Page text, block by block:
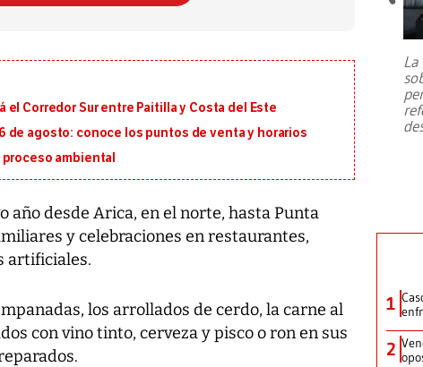
Corredor Sur entre Paitilla y Costa del Este
de agosto: conoce los puntos de venta y horarios
ambiental
año desde Arica, en el norte, hasta Punta
y celebraciones en restaurantes,
artificiales.
los arrollados de cerdo, la carne al
con vino tinto, cerveza y pisco o ron en sus
al sur de Japón, provocando una
1
2